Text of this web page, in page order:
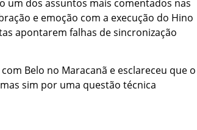
um dos assuntos mais comentados nas
e emoção com a execução do Hino
apontarem falhas de sincronização
Belo no Maracanã e esclareceu que o
sim por uma questão técnica